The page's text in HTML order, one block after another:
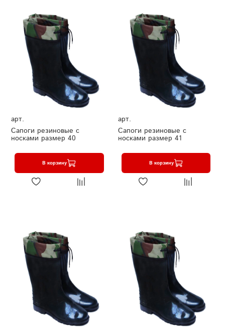
арт.
Сапоги резиновые с
носками размер 40
В корзину
арт.
Сапоги резиновые с
носками размер 41
В корзину